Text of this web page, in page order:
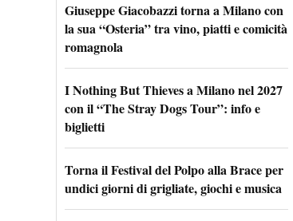
Giuseppe Giacobazzi torna a Milano con
la sua “Osteria” tra vino, piatti e comicità
romagnola
I Nothing But Thieves a Milano nel 2027
con il “The Stray Dogs Tour”: info e
biglietti
Torna il Festival del Polpo alla Brace per
undici giorni di grigliate, giochi e musica